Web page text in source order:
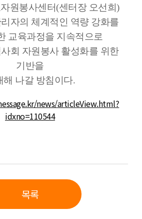
원봉사센터(센터장 오선희)
자의 체계적인 역량 강화를
교육과정을 지속적으로
회 자원봉사 활성화를 위한
기반을
해 나갈 방침이다.
news/articleView.html?
idxno=110544
목록